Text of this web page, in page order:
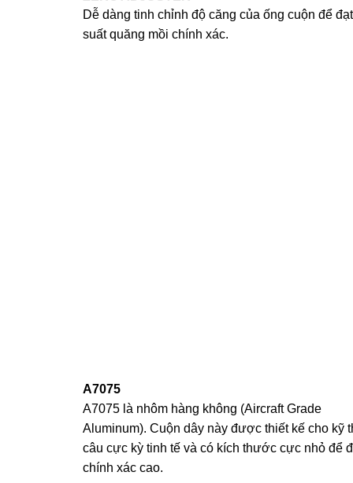
Dễ dàng tinh chỉnh độ căng của ống cuộn để
suất quăng mồi chính xác.
A7075
A7075 là nhôm hàng không (Aircraft Grade
Aluminum). Cuộn dây này được thiết kế cho kỹ
câu cực kỳ tinh tế và có kích thước cực nhỏ để
chính xác cao.